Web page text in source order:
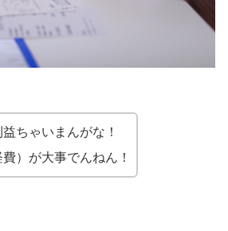
ちゃいまんがな！
）が大事でんねん！